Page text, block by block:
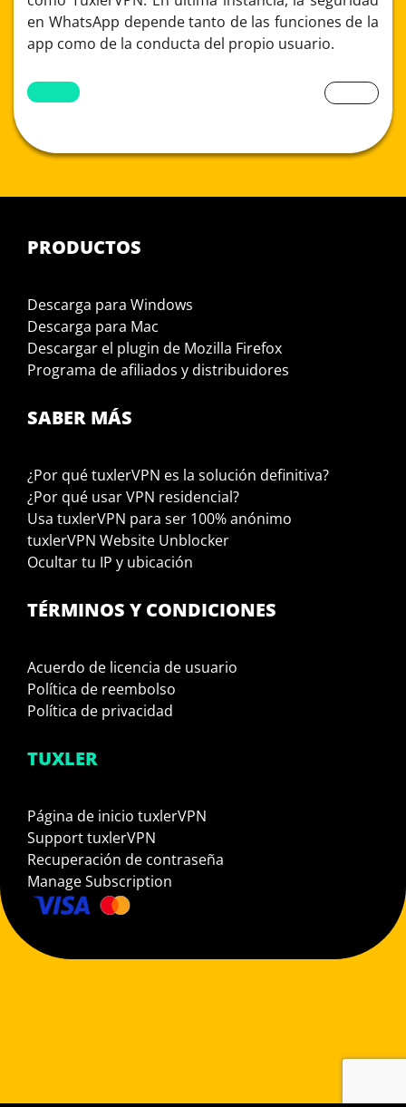
en WhatsApp depende tanto de las funciones de la
app como de la conducta del propio usuario.
PRODUCTOS
Descarga para Windows
Descarga para Mac
Descargar el plugin de Mozilla Firefox
Programa de afiliados y distribuidores
SABER MÁS
¿Por qué tuxlerVPN es la solución definitiva?
¿Por qué usar VPN residencial?
Usa tuxlerVPN para ser 100% anónimo
tuxlerVPN Website Unblocker
Ocultar tu IP y ubicación
TÉRMINOS Y CONDICIONES
Acuerdo de licencia de usuario
Política de reembolso
Política de privacidad
TUXLER
Página de inicio tuxlerVPN
Support tuxlerVPN
Recuperación de contraseña
Manage Subscription